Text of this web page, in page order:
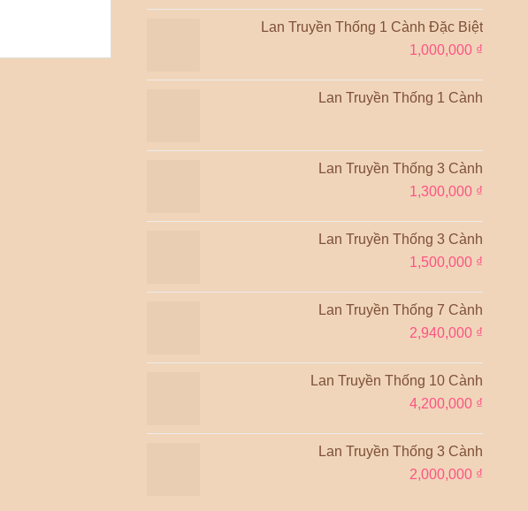
Lan Truyền Thống 1 Cành Đặc Biệt
1,000,000 ₫
Lan Truyền Thống 1 Cành
Lan Truyền Thống 3 Cành
1,300,000 ₫
Lan Truyền Thống 3 Cành
1,500,000 ₫
Lan Truyền Thống 7 Cành
2,940,000 ₫
Lan Truyền Thống 10 Cành
4,200,000 ₫
Lan Truyền Thống 3 Cành
2,000,000 ₫